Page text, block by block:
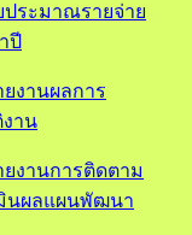
ประมาณรายจ่าย
ปี
ยงานผลการ
าน
ยงานการติดตาม
นผลแผนพัฒนา